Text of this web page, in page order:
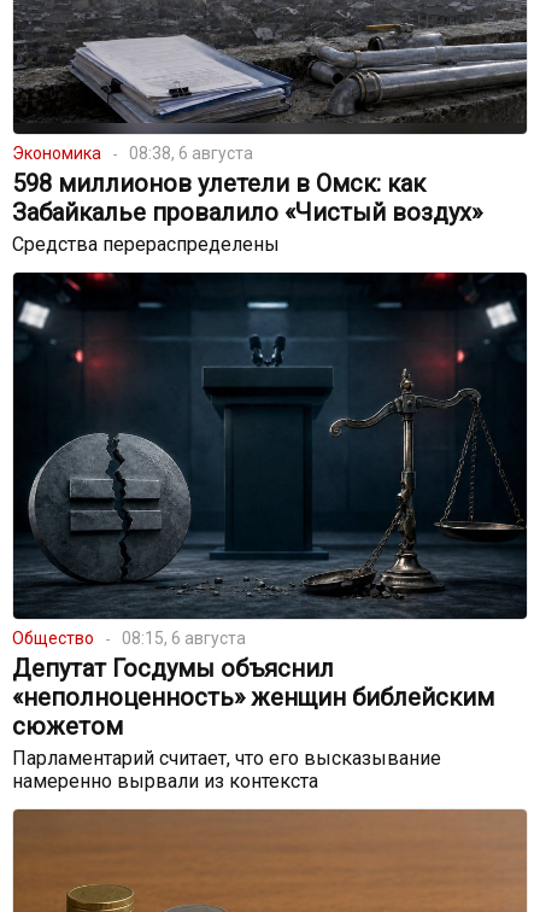
Экономика 08:38, 6 августа
598 миллионов улетели в Омск: как
Забайкалье провалило «Чистый воздух»
Средства перераспределены
Общество 08:15, 6 августа
Депутат Госдумы объяснил
«неполноценность» женщин библейским
сюжетом
Парламентарий считает, что его высказывание
намеренно вырвали из контекста